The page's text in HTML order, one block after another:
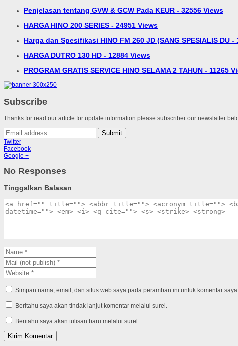
Penjelasan tentang GVW & GCW Pada KEUR - 32556 Views
HARGA HINO 200 SERIES - 24951 Views
Harga dan Spesifikasi HINO FM 260 JD (SANG SPESIALIS DU -
HARGA DUTRO 130 HD - 12884 Views
PROGRAM GRATIS SERVICE HINO SELAMA 2 TAHUN - 11265
Subscribe
Thanks for read our article for update information please subscriber our newslatter
Submit
Twitter
Facebook
Google +
No Responses
Tinggalkan Balasan
Simpan nama, email, dan situs web saya pada peramban ini untuk komentar
Beritahu saya akan tindak lanjut komentar melalui surel.
Beritahu saya akan tulisan baru melalui surel.